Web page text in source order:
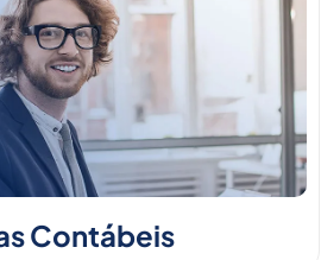
Contábeis